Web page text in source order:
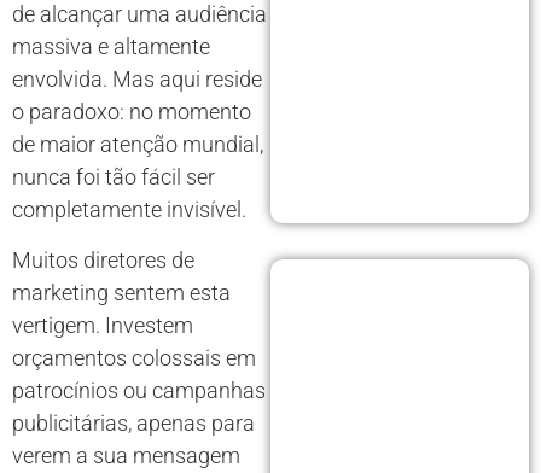
de alcançar uma audiência
massiva e altamente
envolvida. Mas aqui reside
o paradoxo: no momento
de maior atenção mundial,
nunca foi tão fácil ser
completamente invisível.
Muitos diretores de
marketing sentem esta
vertigem. Investem
orçamentos colossais em
patrocínios ou campanhas
publicitárias, apenas para
verem a sua mensagem